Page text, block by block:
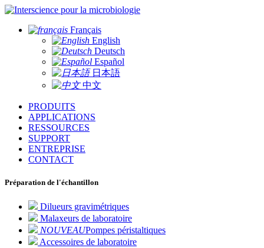
pour la microbiologie
Français
English
Deutsch
Español
日本語
中文
PRODUITS
APPLICATIONS
RESSOURCES
SUPPORT
ENTREPRISE
CONTACT
Préparation de l'échantillon
Dilueurs gravimétriques
Malaxeurs de laboratoire
NOUVEAUPompes péristaltiques
Accessoires de laboratoire